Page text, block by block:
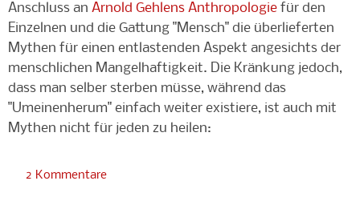
Anschluss an Arnold Gehlens Anthropologie für den
Einzelnen und die Gattung "Mensch" die überlieferten
Mythen für einen entlastenden Aspekt angesichts der
menschlichen Mangelhaftigkeit. Die Kränkung jedoch,
dass man selber sterben müsse, während das
"Umeinenherum" einfach weiter existiere, ist auch mit
Mythen nicht für jeden zu heilen:
2 Kommentare